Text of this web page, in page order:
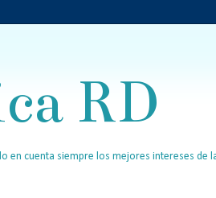
RD
cuenta siempre los mejores intereses de